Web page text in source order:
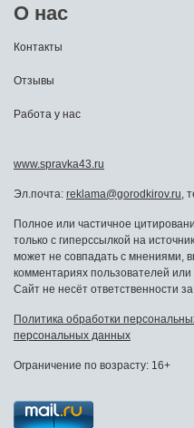
О нас
Контакты
Отзывы
Работа у нас
www.spravka43.ru
Эл.почта: reklama@gorodkirov.ru ,
Полное или частичное
только с гиперссылкой на
может не совпадать с мнениями,
комментариях пользователей
Сайт не несёт ответственности
Политика обработки
персональных данных
Ограничение по возрасту: 16+